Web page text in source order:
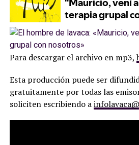
Para descargar el archivo en mp3,
Esta producción puede ser
gratuitamente por todas las
soliciten escribiendo a